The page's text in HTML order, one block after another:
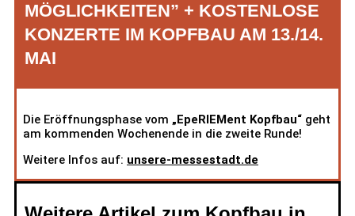
MÖGLICHKEITEN” + KOSTENLOSE
KONZERTE IM KOPFBAU AM 13./14.
MAI
Die Eröffnungsphase vom „EpeRIEMent Kopfbau“ geht
am kommenden Wochenende in die zweite Runde!
Weitere Infos auf: unsere-messestadt.de